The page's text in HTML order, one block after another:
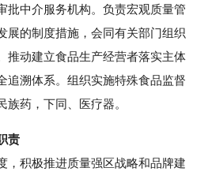
中介服务机构。负责宏观质量管
展的制度措施，会同有关部门组织
推动建立食品生产经营者落实主体
追溯体系。组织实施特殊食品监督
药，下同、医疗器。
责
积极推进质量强区战略和品牌建